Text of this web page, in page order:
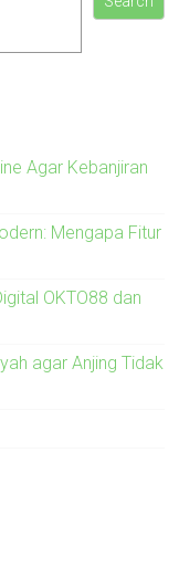
Agar Kebanjiran
Mengapa Fitur
OKTO88 dan
agar Anjing Tidak